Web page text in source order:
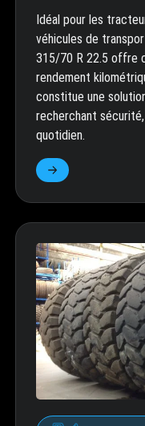
Idéal pour les
véhicules de
315/70 R 22.5 offre
rendement
constitue une
recherchant
quotidien.